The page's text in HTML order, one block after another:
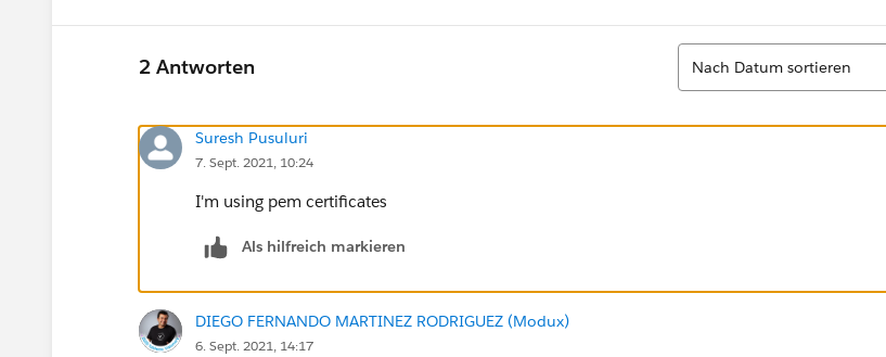
2 Antworten
Sortieren
Nach Datum sortieren
Suresh Pusuluri
7. Sept. 2021, 10:24
I'm using pem certificates
Als hilfreich markieren
DIEGO FERNANDO MARTINEZ RODRIGUEZ (Modux)
6. Sept. 2021, 14:17